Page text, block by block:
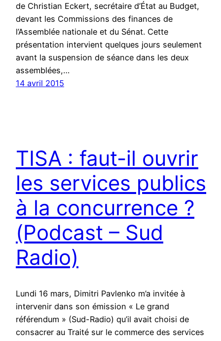
de Christian Eckert, secrétaire d’État au Budget,
devant les Commissions des finances de
l’Assemblée nationale et du Sénat. Cette
présentation intervient quelques jours seulement
avant la suspension de séance dans les deux
assemblées,…
14 avril 2015
TISA : faut-il ouvrir
les services publics
à la concurrence ?
(Podcast – Sud
Radio)
Lundi 16 mars, Dimitri Pavlenko m’a invitée à
intervenir dans son émission « Le grand
référendum » (Sud-Radio) qu’il avait choisi de
consacrer au Traité sur le commerce des services